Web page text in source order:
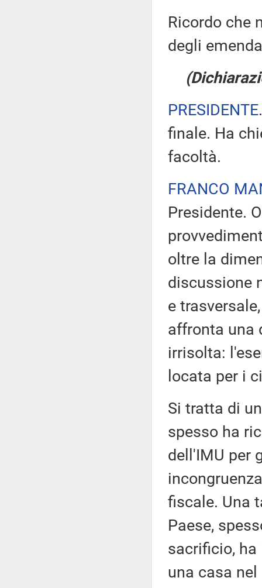
Ricordo che
degli
PRESIDENTE
finale. Ha
facoltà.
FRANCO
Presidente.
oltre la
discussione
e
affronta una
irrisolta:
locata per i
Si tratta di
spesso ha
dell'IMU per
fiscale. Una
Paese,
sacrificio,
una casa